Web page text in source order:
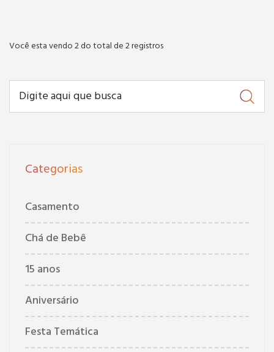
Você esta vendo 2 do total de 2 registros
Categorias
Casamento
Chá de Bebê
15 anos
Aniversário
Festa Temática